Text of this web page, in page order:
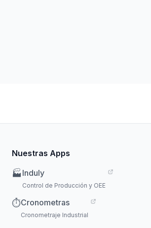
Nuestras Apps
🏭 Induly
Control de Producción y OEE
⏱️Cronometras
Cronometraje Industrial